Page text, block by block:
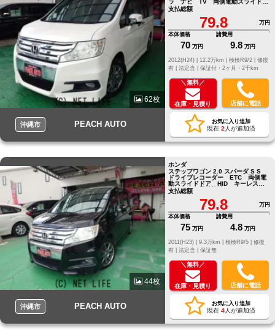
62枚
沖縄市 PEACH AUTO
ア HID スマートキー
支払総額
79.8
万円
本体価格
70 万円
諸費用
9.8 万円
修復
有 | 法定含 | 保証付・2ヶ月・2千km
＼無料／
在庫・見積り 店舗に電話
お気に入り追加
現在 2 人が追加済
44枚
沖縄市 PEACH AUTO
ホンダ
ステップワゴン 2.0 スパーダ S S
ドライブレコーダー ETC 両側電
動スライドドア HID キーレスエ
ントリー 電動格納ミラー 3
支払総額
79.8
万円
本体価格
75 万円
諸費用
4.8 万円
修復
有 | 法定含 | 保証無
＼無料／
在庫・見積り 店舗に電話
お気に入り追加
現在 4人が追加済